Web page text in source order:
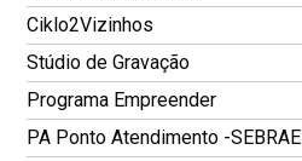
Ciklo2Vizinhos
Stúdio de Gravação
Programa Empreender
PA Ponto Atendimento -SEBRAE